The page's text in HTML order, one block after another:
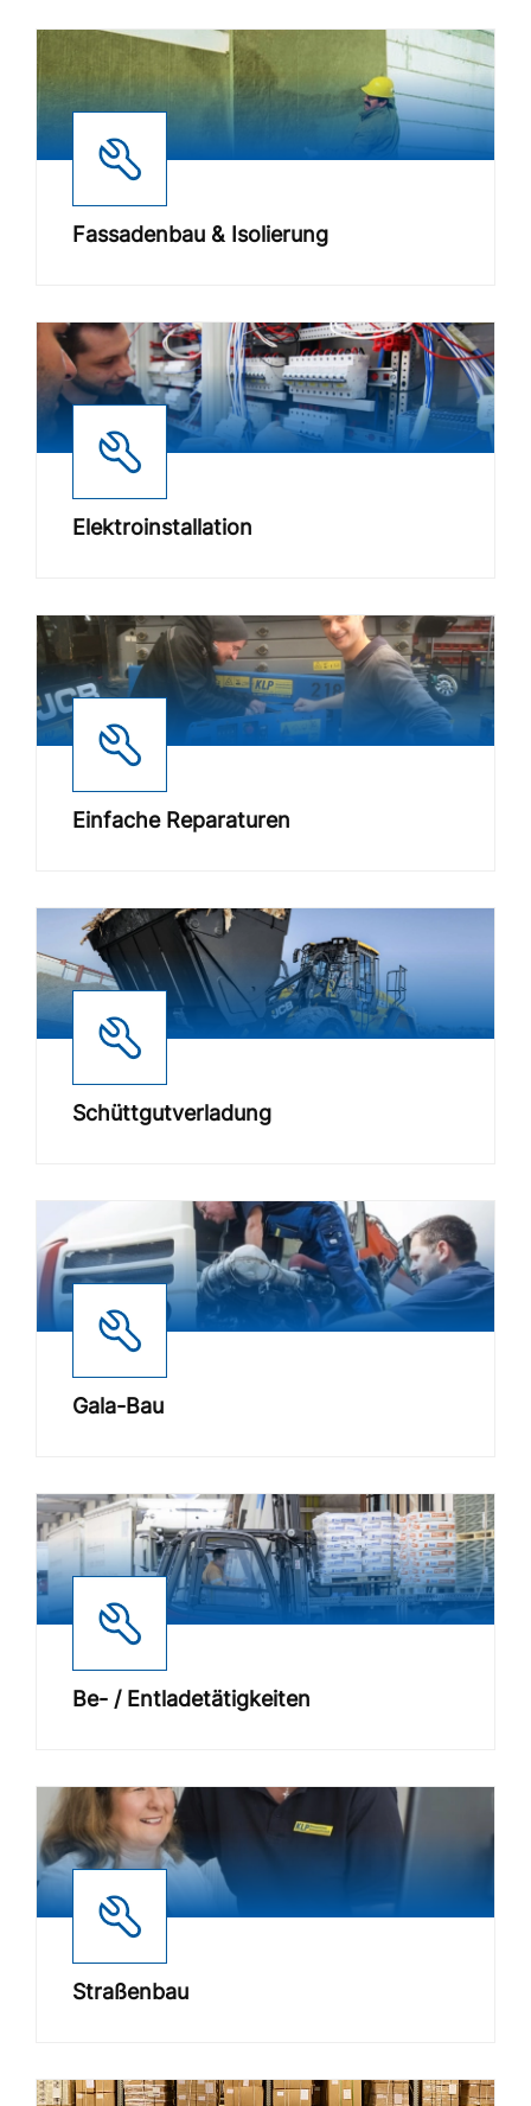
Fassadenbau & Isolierung
Elektroinstallation
Einfache Reparaturen
Schüttgutverladung
Gala-Bau
Be- / Entladetätigkeiten
Straßenbau